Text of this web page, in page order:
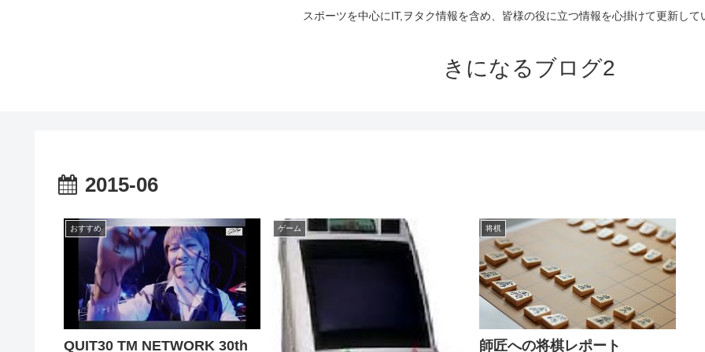
スポーツを中心にIT,ヲタク情報を含め、皆様の役に立つ情報を心掛けて更新して
きになるブログ2
2015-06
おすすめ
QUIT30 TM NETWORK 30th
ゲーム 将棋
師匠への将棋レポート